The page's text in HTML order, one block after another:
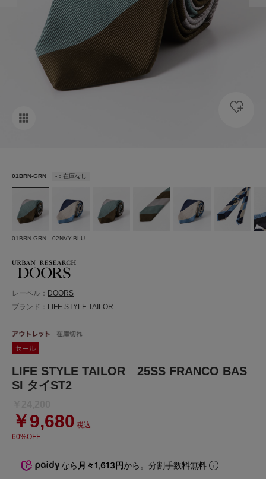
01BRN-GRN -：在庫なし
01BRN-GRN 02NVY-BLU
レーベル： DOORS
ブランド： LIFE STYLE TAILOR
LIFE STYLE TAILOR 25SS FRANCO BAS
SI タイST2
￥9,680 税込
60%OFF
なら 月々1,613円から。分割手数料無料